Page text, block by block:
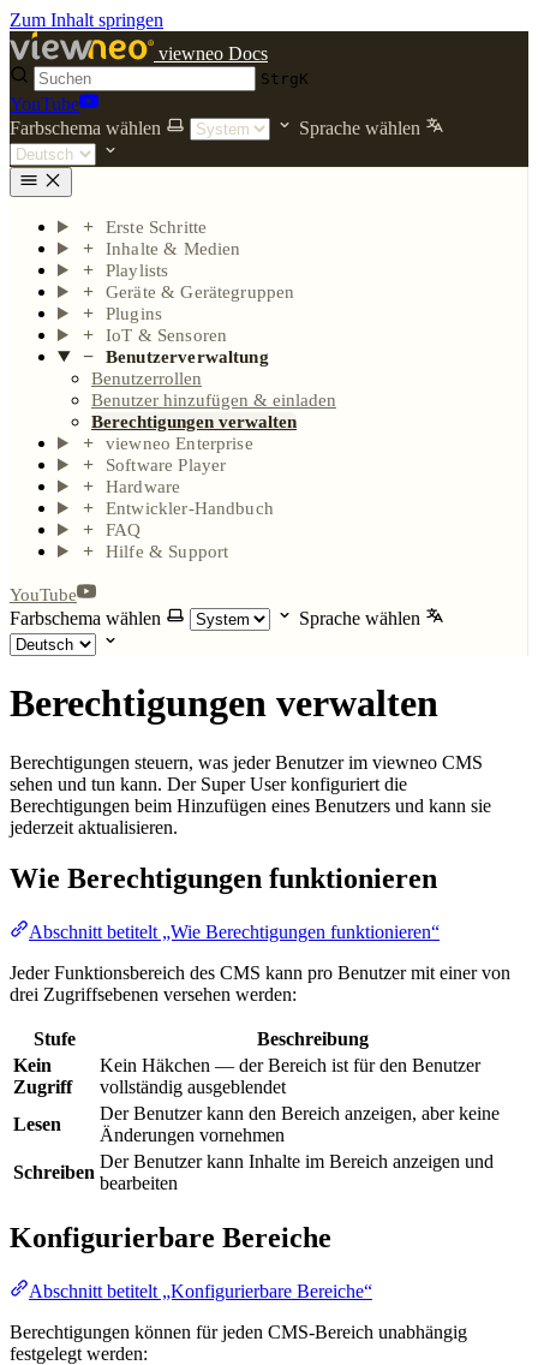
Zum Inhalt springen
viewneo Docs
StrgK
YouTube
Farbschema wählen
Sprache wählen
Erste Schritte
Inhalte & Medien
Playlists
Geräte & Gerätegruppen
Plugins
IoT & Sensoren
Benutzerverwaltung
Benutzerrollen
Benutzer hinzufügen & einladen
Berechtigungen verwalten
viewneo Enterprise
Software Player
Hardware
Entwickler-Handbuch
FAQ
Hilfe & Support
YouTube
Farbschema wählen Sprache wählen
Berechtigungen verwalten
Berechtigungen steuern, was jeder Benutzer im viewneo CMS
sehen und tun kann. Der Super User konfiguriert die
Berechtigungen beim Hinzufügen eines Benutzers und kann sie
jederzeit aktualisieren.
Wie Berechtigungen funktionieren
Abschnitt betitelt „Wie Berechtigungen funktionieren“
Jeder Funktionsbereich des CMS kann pro Benutzer mit einer von
drei Zugriffsebenen versehen werden:
Stufe
Beschreibung
Kein
Zugriff
Kein Häkchen — der Bereich ist für den Benutzer
vollständig ausgeblendet
Lesen
Der Benutzer kann den Bereich anzeigen, aber keine
Änderungen vornehmen
Schreiben
Der Benutzer kann Inhalte im Bereich anzeigen und
bearbeiten
Konfigurierbare Bereiche
Abschnitt betitelt „Konfigurierbare Bereiche“
Berechtigungen können für jeden CMS-Bereich unabhängig
festgelegt werden: